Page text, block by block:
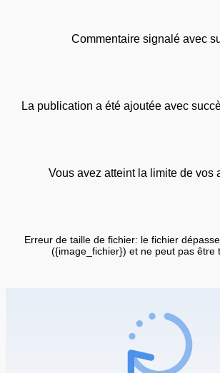
Commentaire signalé avec
La publication a été ajoutée avec
Vous avez atteint la limite de vos
Erreur de taille de fichier: le fichier
({image_fichier}) et ne peut pas être